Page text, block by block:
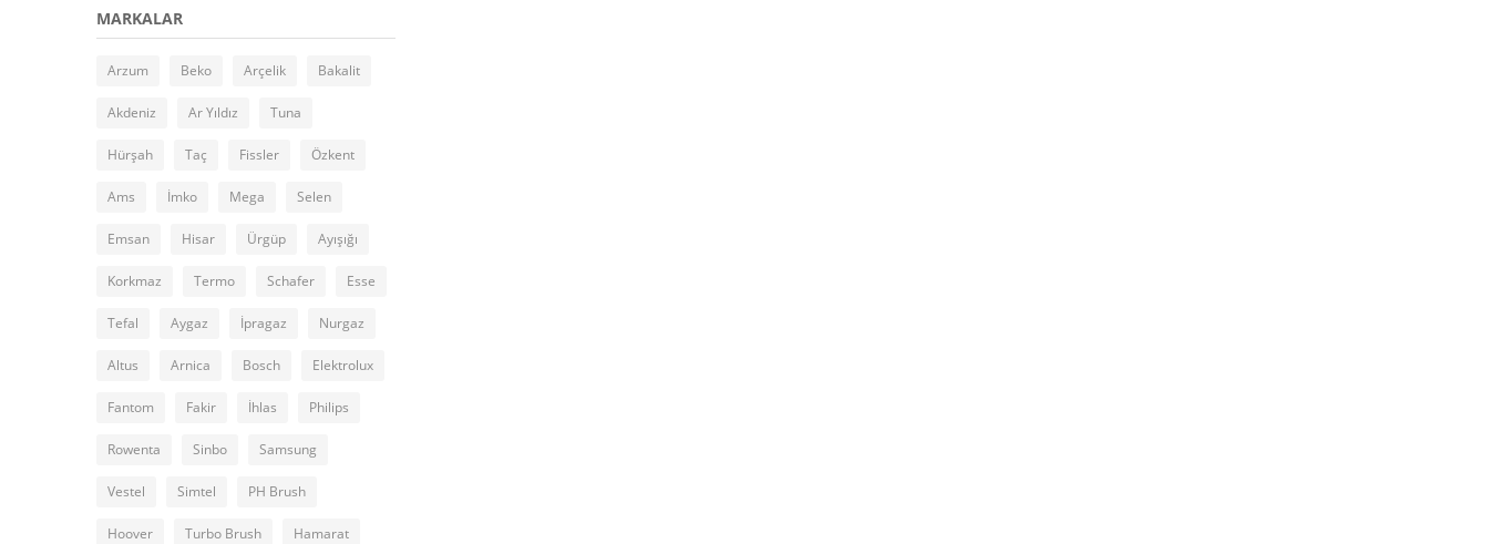
MARKALAR
Arzum Beko Arçelik Bakalit
Akdeniz Ar Yıldız Tuna
Hürşah Taç Fissler Özkent
Ams İmko Mega Selen
Emsan Hisar Ürgüp Ayışığı
Korkmaz Termo Schafer Esse
Tefal Aygaz İpragaz Nurgaz
Altus Arnica Bosch Elektrolux
Fantom Fakir İhlas Philips
Rowenta Sinbo Samsung
Vestel Simtel PH Brush
Hoover Turbo Brush Hamarat